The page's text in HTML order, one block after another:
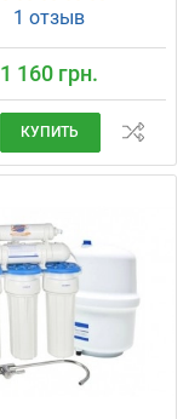
1 отзыв
1 160 грн.
КУПИТЬ